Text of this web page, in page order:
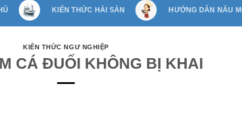
KIẾN THỨC HẢI SẢN HƯỚNG DẪN NẤU
KIẾN THỨC NGƯ NGHIỆP
CÁ ĐUỐI KHÔNG BỊ KHAI